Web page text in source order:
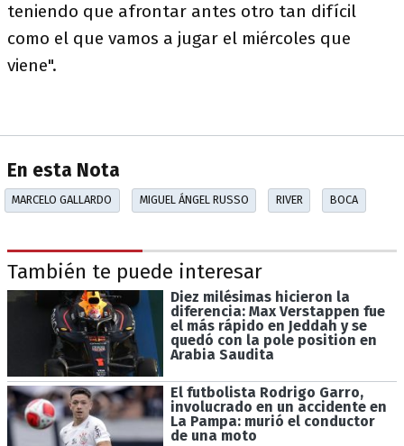
teniendo que afrontar antes otro tan difícil
como el que vamos a jugar el miércoles que
viene".
En esta Nota
MARCELO GALLARDO MIGUEL ÁNGEL RUSSO RIVER BOCA
También te puede interesar
Diez milésimas hicieron la
diferencia: Max Verstappen fue
el más rápido en Jeddah y se
quedó con la pole position en
Arabia Saudita
El futbolista Rodrigo Garro,
involucrado en un accidente en
La Pampa: murió el conductor
de una moto